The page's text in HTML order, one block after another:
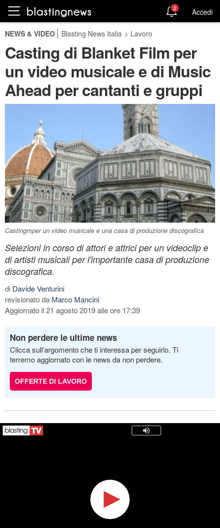
2 Accedi
NEWS & VIDEO Blasting News Italia > Lavoro
Casting di Blanket Film per
un video musicale e di Music
Ahead per cantanti e gruppi
Castingmper un video musicale e una casa di produzione discografica
Selezioni in corso di attori e attrici per un videoclip e
di artisti musicali per l'importante casa di produzione
discografica.
di Davide Venturini
revisionato da Marco Mancini
Aggiornato il 21 agosto 2019 alle ore 17:39
Non perdere le ultime news
Clicca sull’argomento che ti interessa per seguirlo. Ti
terremo aggiornato con le news da non perdere.
OFFERTE DI LAVORO